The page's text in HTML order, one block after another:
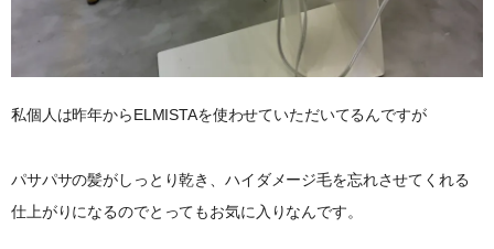
私個人は昨年からELMISTAを使わせていただいてるんですが
パサパサの髪がしっとり乾き、ハイダメージ毛を忘れさせてくれる
仕上がりになるのでとってもお気に入りなんです。